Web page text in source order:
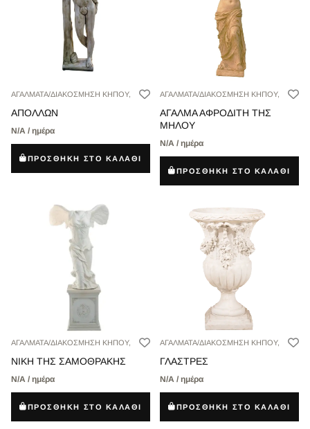
ΑΓΑΛΜΑΤΑ/ΔΙΑΚΟΣΜΗΣΗ ΚΗΠΟΥ,
ΑΠΟΛΛΩΝ
Ν/Α / ημέρα
ΠΡΟΣΘΗΚΗ ΣΤΟ ΚΑΛΑΘΙ
ΑΓΑΛΜΑΤΑ/ΔΙΑΚΟΣΜΗΣΗ ΚΗΠΟΥ,
ΑΓΑΛΜΑ ΑΦΡΟΔΙΤΗ ΤΗΣ
ΜΗΛΟΥ
Ν/Α / ημέρα
ΠΡΟΣΘΗΚΗ ΣΤΟ ΚΑΛΑΘΙ
ΑΓΑΛΜΑΤΑ/ΔΙΑΚΟΣΜΗΣΗ ΚΗΠΟΥ,
ΝΙΚΗ ΤΗΣ ΣΑΜΟΘΡΑΚΗΣ
Ν/Α / ημέρα
ΠΡΟΣΘΗΚΗ ΣΤΟ ΚΑΛΑΘΙ
ΑΓΑΛΜΑΤΑ/ΔΙΑΚΟΣΜΗΣΗ ΚΗΠΟΥ,
ΓΛΑΣΤΡΕΣ
Ν/Α / ημέρα
ΠΡΟΣΘΗΚΗ ΣΤΟ ΚΑΛΑΘΙ